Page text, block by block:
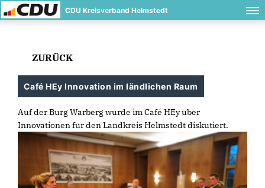
CDU Kreisverband Helmstedt
ZURÜCK
Café HEy Innovation im ländlichen Raum
Auf der Burg Warberg wurde im Café HEy über
Innovationen für den Landkreis Helmstedt diskutiert.